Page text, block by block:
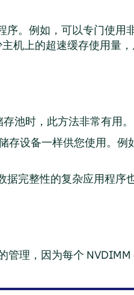
序。例如，可以专门使用
机上的超速缓存使用量
池时，此方法非常有用。
存设备一样供您使用。例
据完整性的复杂应用程序
管理，因为每个 NVDIMM